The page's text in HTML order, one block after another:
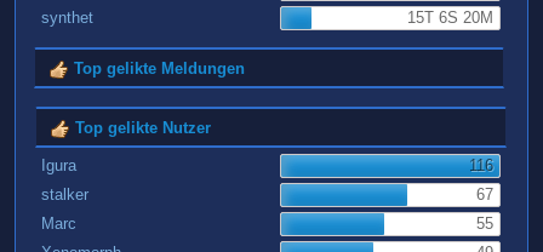
synthet
15T 6S 20M
Top gelikte Meldungen
Top gelikte Nutzer
Igura
116
stalker
67
Marc
55